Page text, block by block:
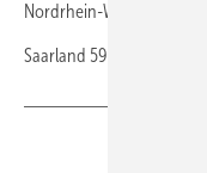
Nordrhein-Westfalen 560 €
Saarland 597 € (nw)